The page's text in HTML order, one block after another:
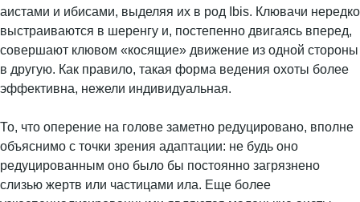
аистами и ибисами, выделяя их в род Ibis. Клювачи нередко
выстраиваются в шеренгу и, постепенно двигаясь вперед,
совершают клювом «косящие» движение из одной стороны
в другую. Как правило, такая форма ведения охоты более
эффективна, нежели индивидуальная.
То, что оперение на голове заметно редуцировано, вполне
объяснимо с точки зрения адаптации: не будь оно
редуцированным оно было бы постоянно загрязнено
слизью жертв или частицами ила. Еще более